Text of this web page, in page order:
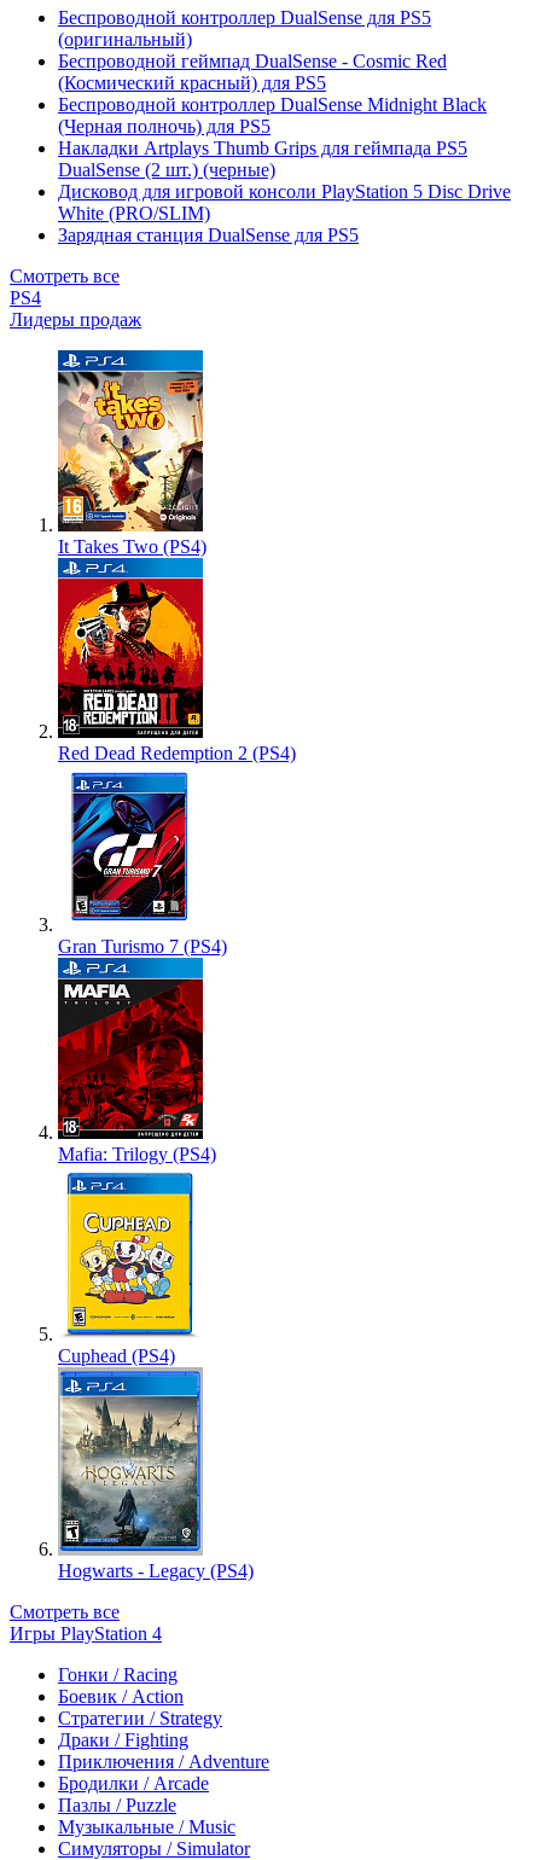
Беспроводной контроллер DualSense для PS5
(оригинальный)
Беспроводной геймпад DualSense - Cosmic Red
(Космический красный) для PS5
Беспроводной контроллер DualSense Midnight Black
(Черная полночь) для PS5
Накладки Artplays Thumb Grips для геймпада PS5
DualSense (2 шт.) (черные)
Дисковод для игровой консоли PlayStation 5 Disc Drive
White (PRO/SLIM)
Зарядная станция DualSense для PS5
Смотреть все
PS4
Лидеры продаж
It Takes Two (PS4)
Red Dead Redemption 2 (PS4)
Gran Turismo 7 (PS4)
Mafia: Trilogy (PS4)
Cuphead (PS4)
Hogwarts - Legacy (PS4)
Смотреть все
Игры PlayStation 4
Гонки / Racing
Боевик / Action
Стратегии / Strategy
Драки / Fighting
Приключения / Adventure
Бродилки / Arcade
Пазлы / Puzzle
Музыкальные / Music
Симуляторы / Simulator